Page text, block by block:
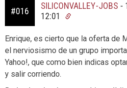
#016
SILICONVALLEY-JOBS -
12:01
Enrique, es cierto que la oferta de
el nerviosismo de un grupo
Yahoo!, que como bien indicas
y salir corriendo.